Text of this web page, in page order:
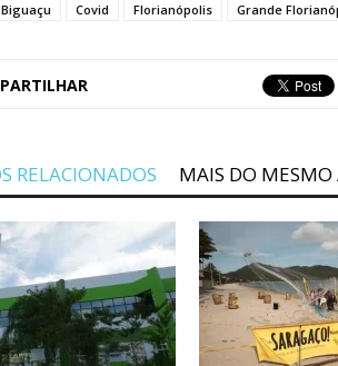
Biguaçu Covid Florianópolis Grande
RELACIONADOS MAIS DO MESMO